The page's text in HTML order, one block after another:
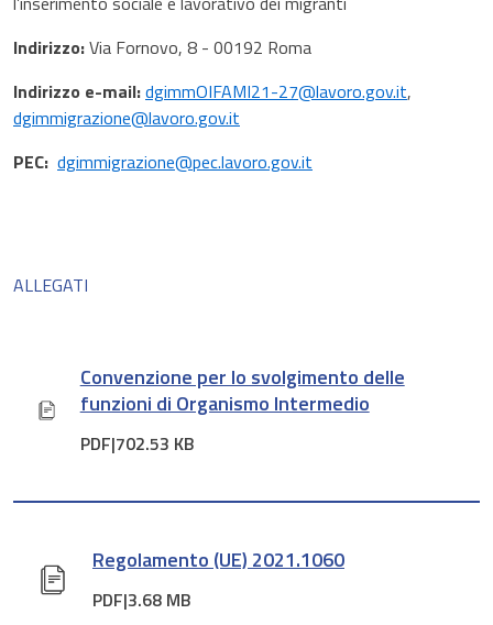
Indirizzo:Via Fornovo, 8 - 00192 Roma
Indirizzo e-mail:dgimmOIFAMI21-27@lavoro.gov.it,
dgimmigrazione@lavoro.gov.it
PEC: dgimmigrazione@pec.lavoro.gov.it
ALLEGATI
Convenzione per lo svolgimento delle
funzioni di Organismo Intermedio
PDF|702.53 KB
Regolamento (UE) 2021.1060
PDF|3.68 MB